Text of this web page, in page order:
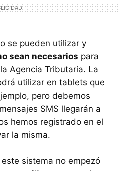
se pueden utilizar y
sean necesarios para
Agencia Tributaria. La
utilizar en tablets que
pero debemos
SMS llegarán a
hemos registrado en el
la misma.
sistema no empezó